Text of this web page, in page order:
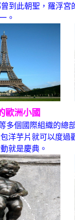
到此朝聖，羅浮
。
歐洲小國
多個國際組織的
洋芋片就可以度
就是慶典。